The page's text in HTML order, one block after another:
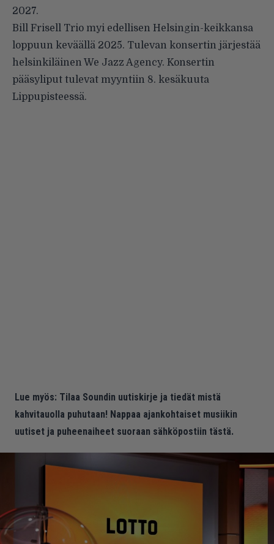
2027.
Bill Frisell Trio myi edellisen Helsingin-keikkansa
loppuun keväällä 2025. Tulevan konsertin järjestää
helsinkiläinen We Jazz Agency. Konsertin
pääsyliput tulevat myyntiin 8. kesäkuuta
Lippupisteessä.
Lue myös: Tilaa Soundin uutiskirje ja tiedät mistä
kahvitauolla puhutaan! Nappaa ajankohtaiset musiikin
uutiset ja puheenaiheet suoraan sähköpostiin tästä.